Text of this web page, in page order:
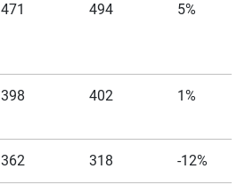
471 494 5%
398 402 1%
362 318 -12%